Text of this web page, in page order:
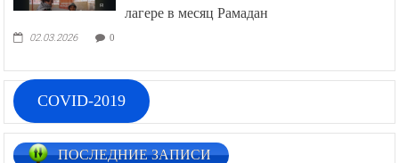
лагере в месяц Рамадан
02.03.2026 0
COVID-2019
ПОСЛЕДНИЕ ЗАПИСИ